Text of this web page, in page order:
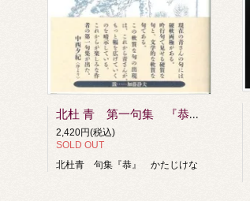
北杜 青 第一句集 『恭』 （かたじけな）
2,420円(税込)
SOLD OUT
北杜青 句集『恭』 かたじけな